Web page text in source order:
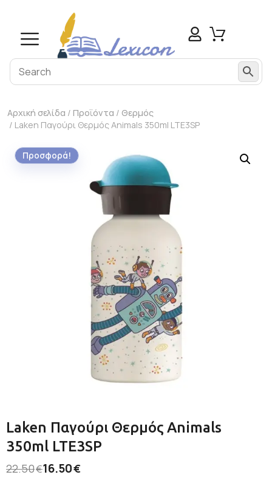
Αρχική σελίδα / Προϊόντα / Θερμός
/ Laken Παγούρι Θερμός Animals 350ml LTE3SP
Προσφορά!
Laken Παγούρι Θερμός Animals
350ml LTE3SP
22.50€16.50€